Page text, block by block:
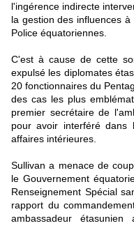
l'ingérence indirecte
la gestion des influences
Police équatoriennes.
C'est à cause de cette
expulsé les diplomates
20 fonctionnaires du
des cas les plus
premier secrétaire de
pour avoir interféré
affaires intérieures.
Sullivan a menace de
le Gouvernement
Renseignement Spécial
rapport du
ambassadeur